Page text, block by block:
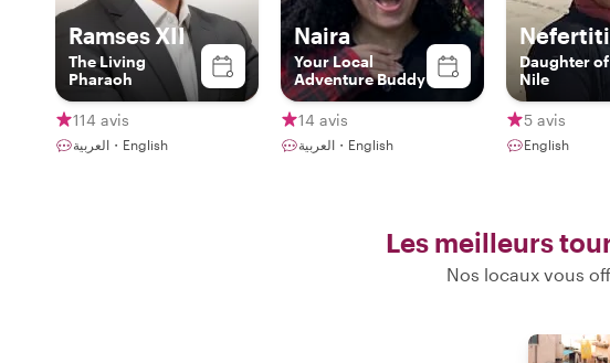
Ramses XII
The Living
Pharaoh
114 avis
العربية・English
Naira
Your Local
Adventure Buddy
14 avis
العربية・English
Nefertiti
Daughter
Nile
5 avis
English
Les meilleurs
Nos locaux vous